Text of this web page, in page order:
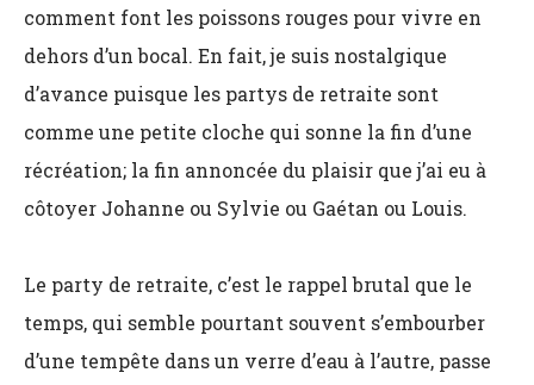
comment font les poissons rouges pour vivre en
dehors d’un bocal. En fait, je suis nostalgique
d’avance puisque les partys de retraite sont
comme une petite cloche qui sonne la fin d’une
récréation; la fin annoncée du plaisir que j’ai eu à
côtoyer Johanne ou Sylvie ou Gaétan ou Louis.
Le party de retraite, c’est le rappel brutal que le
temps, qui semble pourtant souvent s’embourber
d’une tempête dans un verre d’eau à l’autre, passe